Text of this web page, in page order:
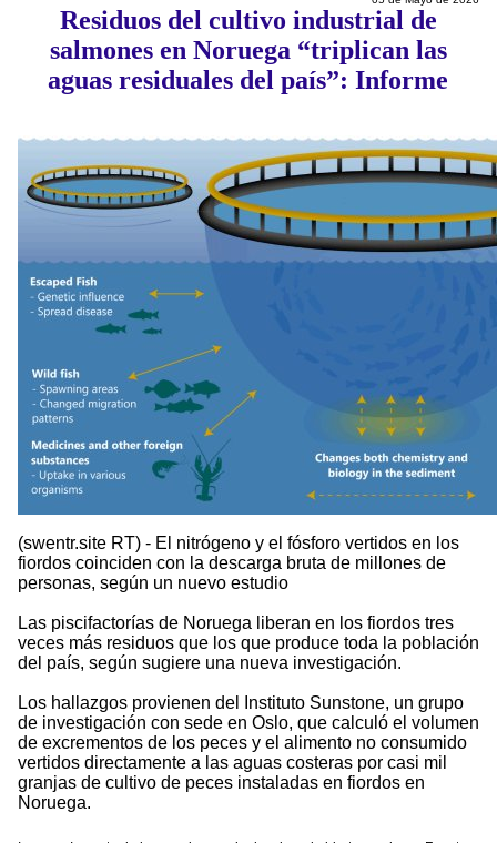
Residuos del cultivo industrial de
salmones en Noruega “triplican las
aguas residuales del país”: Informe
(swentr.site RT) - El nitrógeno y el fósforo vertidos en los
fiordos coinciden con la descarga bruta de millones de
personas, según un nuevo estudio
Las piscifactorías de Noruega liberan en los fiordos tres
veces más residuos que los que produce toda la población
del país, según sugiere una nueva investigación.
Los hallazgos provienen del Instituto Sunstone, un grupo
de investigación con sede en Oslo, que calculó el volumen
de excrementos de los peces y el alimento no consumido
vertidos directamente a las aguas costeras por casi mil
granjas de cultivo de peces instaladas en fiordos en
Noruega.